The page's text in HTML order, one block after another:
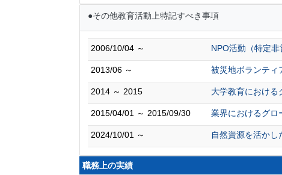
●その他教育活動上特記すべき事項
2006/10/04 ～ NPO活動（特定非
2013/06 ～ 被災地ボランティ
2014 ～ 2015 大学教育における
2015/04/01 ～ 2015/09/30 業界におけるグロ
2024/10/01 ～ 自然資源を活かし
職務上の実績